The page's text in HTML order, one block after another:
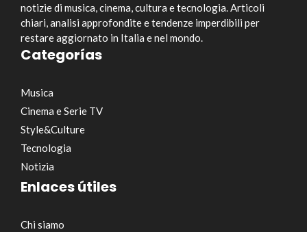
notizie di musica, cinema, cultura e tecnologia. Articoli
chiari, analisi approfondite e tendenze imperdibili per
restare aggiornato in Italia e nel mondo.
Categorías
Musica
Cinema e Serie TV
Style&Culture
Tecnologia
Notizia
Enlaces útiles
Chi siamo